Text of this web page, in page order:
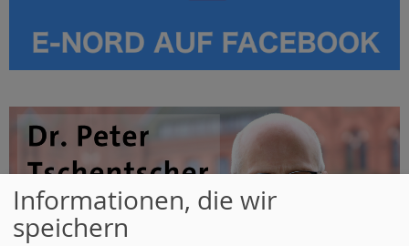
Informationen, die wir
speichern